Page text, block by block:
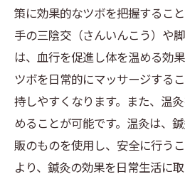
策に効果的なツボを把握すること
手の三陰交（さんいんこう）や
は、血行を促進し体を温める効
ツボを日常的にマッサージする
持しやすくなります。また、温
めることが可能です。温灸は、
販のものを使用し、安全に行う
より、鍼灸の効果を日常生活に